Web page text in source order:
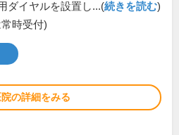
ダイヤルを設置し...(続きを読む)
時受付)
の詳細をみる